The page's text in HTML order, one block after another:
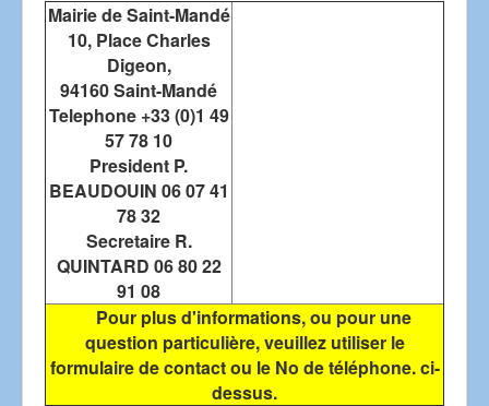
Mairie de Saint-Mandé
10, Place Charles
Digeon,
94160 Saint-Mandé
Telephone +33 (0)1 49
57 78 10
President P.
BEAUDOUIN 06 07 41
78 32
Secretaire R.
QUINTARD 06 80 22
91 08
Pour plus d'informations, ou pour une
question particulière, veuillez utiliser le
formulaire de contact ou le No de téléphone. ci-
dessus.